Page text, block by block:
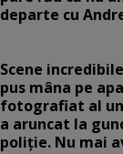
departe cu
Scene
pus mâna pe
fotografiat al
a aruncat la
poliție. Nu mai